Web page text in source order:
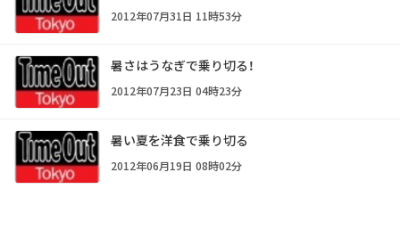
2012年07月31日 11時53分
暑さはうなぎで乗り切る！
2012年07月23日 04時23分
暑い夏を洋食で乗り切る
2012年06月19日 08時02分